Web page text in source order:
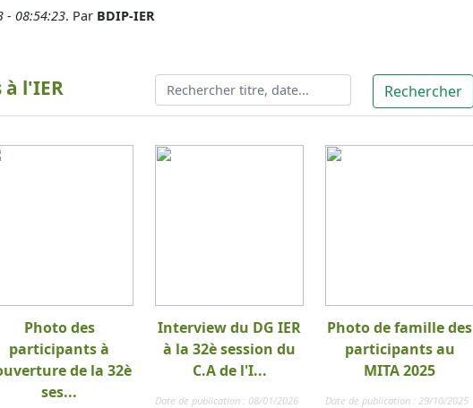
- 08:54:23. Par BDIP-IER
l'IER
Photo des
participants à
de la 32è
ses...
Interview du DG IER
à la 32è session du
C.A de l'I...
Date de publication : 08/01/2026
Photo de famille des
participants au
MITA 2025
Date de publication : 29/10/2025